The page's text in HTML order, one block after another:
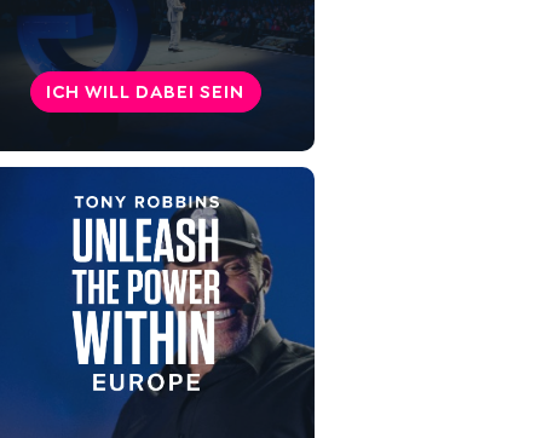
sinnvoll? Der Unterschied zu
Therapie
Was bringt Coaching wirklich?
sinnvoll?
ICH WILL DABEI SEIN